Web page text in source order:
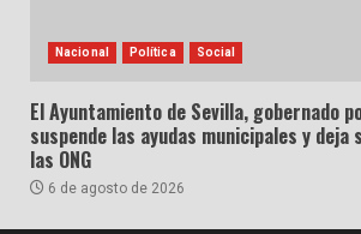
Nacional Política Social
El Ayuntamiento de Sevilla, gobernado
suspende las ayudas municipales y deja
las ONG
6 de agosto de 2026